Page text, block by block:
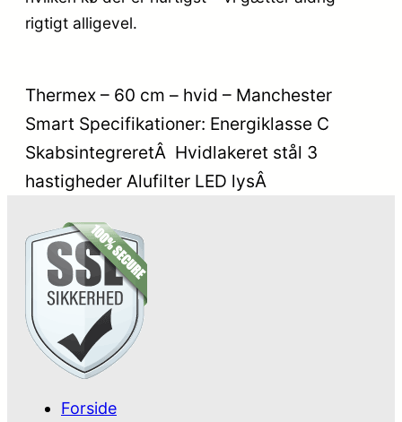
rigtigt alligevel.
Thermex – 60 cm – hvid – Manchester
Smart Specifikationer: Energiklasse C
SkabsintegreretÂ Hvidlakeret stål 3
hastigheder Alufilter LED lysÂ
Forside